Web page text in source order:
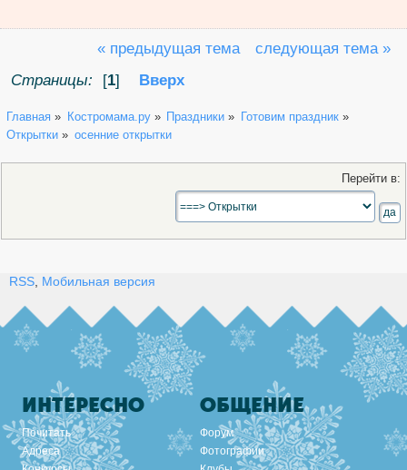
« предыдущая тема
следующая тема »
Страницы:
[1] Вверх
Главная » Костромама.ру» Праздники » Готовим праздник»
Открытки » осенние открытки
Перейти в:
RSS, Мобильная версия
ИНТЕРЕСНО
Почитать
Адреса
ОБЩЕНИЕ
Форум
Фотографии